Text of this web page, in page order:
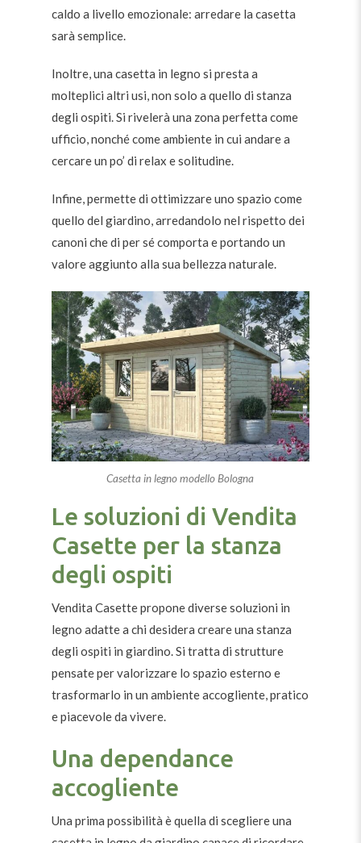
caldo a livello emozionale: arredare la casetta
sarà semplice.
Inoltre, una casetta in legno si presta a
molteplici altri usi, non solo a quello di stanza
degli ospiti. Si rivelerà una zona perfetta come
ufficio, nonché come ambiente in cui andare a
cercare un po’ di relax e solitudine.
Infine, permette di ottimizzare uno spazio come
quello del giardino, arredandolo nel rispetto dei
canoni che di per sé comporta e portando un
valore aggiunto alla sua bellezza naturale.
Casetta in legno modello Bologna
Le soluzioni di Vendita
Casette per la stanza
degli ospiti
Vendita Casette propone diverse soluzioni in
legno adatte a chi desidera creare una stanza
degli ospiti in giardino. Si tratta di strutture
pensate per valorizzare lo spazio esterno e
trasformarlo in un ambiente accogliente, pratico
e piacevole da vivere.
Una dependance
accogliente
Una prima possibilità è quella di scegliere una